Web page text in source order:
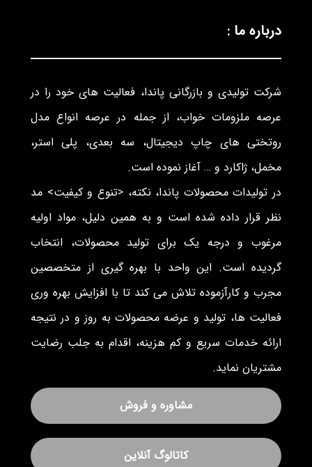
درباره ما :
شرکت تولیدی و بازرگانی پاندا، فعالیت های خود را در
عرصه ملزومات خواب، از جمله در عرصه انواع مدل
روتختی های چاپ دیجیتال، سه بعدی، پلی استر،
مخمل، ژاکارد و … آغاز نموده است.
در تولیدات محصولات پاندا، نکته، <تنوع و کیفیت> مد
نظر قرار داده شده است و به همین دلیل، مواد اولیه
مرغوب و درجه یک برای تولید محصولات، انتخاب
گردیده است. این واحد با بهره گیری از متخصصین
مجرب و کارآزموده تلاش می کند تا با افزایش بهره وری
فعالیت ها، تولید و عرضه محصولات به روز و در نتیجه
ارائه خدمات سریع و کم هزینه، اقدام به جلب رضایت
مشتریان نماید.
مشاوره و فروش
کاتالوگ آنلاین